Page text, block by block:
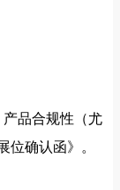
品合规性（尤
位确认函》。